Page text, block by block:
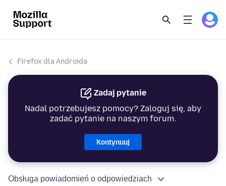
Firefox dla Androida
Zadaj pytanie
Nadal potrzebujesz pomocy? Zaloguj się, aby
zadać pytanie na naszym forum.
Kontynuuj
Obsługa powiadomień o odpowiedziach